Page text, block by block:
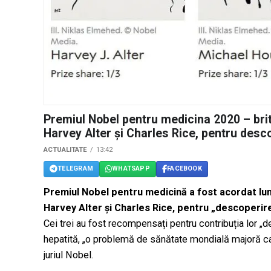
Premiul Nobel pentru medicina 2020 –
Harvey Alter și Charles Rice, pentru
ACTUALITATE 13:42
TELEGRAM WHATSAPP FACEBOOK
Premiul Nobel pentru medicină a fost acordat
Harvey Alter și Charles Rice, pentru
Cei trei au fost recompensați pentru contribuția lor
hepatită, „o problemă de sănătate mondială majoră
juriul Nobel.